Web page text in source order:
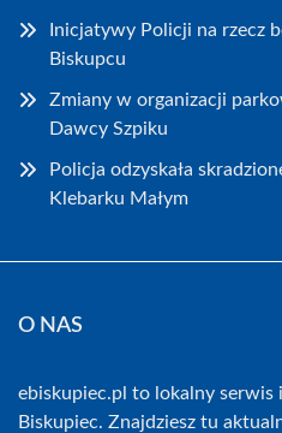
Inicjatywy Policji na rzecz
Biskupcu
Zmiany w organizacji
Dawcy Szpiku
Policja odzyskała
Klebarku Małym
O NAS
ebiskupiec.pl to lokalny serwis
Biskupiec. Znajdziesz tu